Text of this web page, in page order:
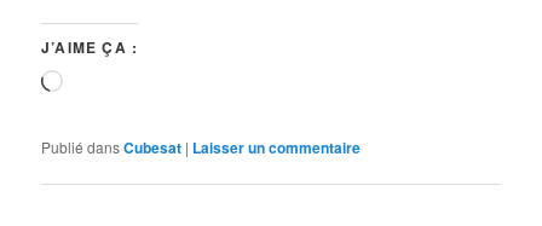
J’AIME ÇA :
Chargement…
Publié dansCubesat | Laisser un commentaire